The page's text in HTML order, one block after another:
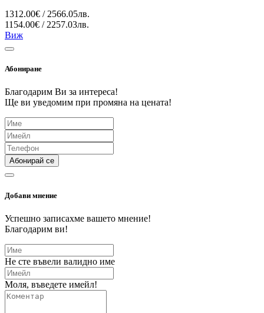
1312.00€ / 2566.05лв.
1154.00€ / 2257.03лв.
Виж
Абониране
Благодарим Ви за интереса!
Ще ви уведомим при промяна на цената!
Абонирай се
Добави мнение
Успешно записахме вашето мнение!
Благодарим ви!
Не сте въвели валидно име
Моля, въведете имейл!